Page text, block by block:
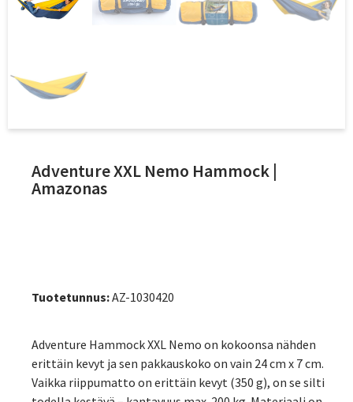
Adventure XXL Nemo Hammock |
Amazonas
Tuotetunnus:AZ-1030420
Adventure Hammock XXL Nemo on kokoonsa nähden
erittäin kevyt ja sen pakkauskoko on vain 24 cm x 7 cm.
Vaikka riippumatto on erittäin kevyt (350 g), on se silti